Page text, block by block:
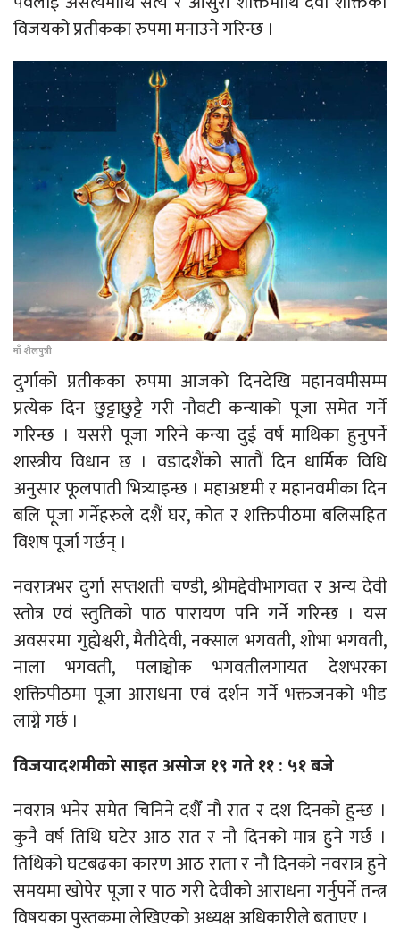
विजयको प्रतीकका रुपमा मनाउने गरिन्छ ।
माँ शैलपुत्री
दुर्गाको प्रतीकका रुपमा आजको दिनदेखि महानवमीसम्म
प्रत्येक दिन छुट्टाछुुट्टै गरी नौवटी कन्याको पूजा समेत गर्ने
गरिन्छ । यसरी पूजा गरिने कन्या दुई वर्ष माथिका हुनुपर्ने
शास्त्रीय विधान छ । वडादशैंको सातौं दिन धार्मिक विधि
अनुसार फूलपाती भित्र्याइन्छ । महाअष्टमी र महानवमीका दिन
बलि पूजा गर्नेहरुले दशैं घर, कोत र शक्तिपीठमा बलिसहित
विशष पूर्जा गर्छन् ।
नवरात्रभर दुर्गा सप्तशती चण्डी, श्रीमद्देवीभागवत र अन्य देवी
स्तोत्र एवं स्तुतिको पाठ पारायण पनि गर्ने गरिन्छ । यस
अवसरमा गुह्येश्वरी, मैतीदेवी, नक्साल भगवती, शोभा भगवती,
नाला भगवती, पलाञ्चोक भगवतीलगायत देशभरका
शक्तिपीठमा पूजा आराधना एवं दर्शन गर्ने भक्तजनको भीड
लाग्ने गर्छ ।
विजयादशमीको साइत असोज १९ गते ११ : ५१ बजे
नवरात्र भनेर समेत चिनिने दशैँ नौ रात र दश दिनको हुन्छ ।
कुनै वर्ष तिथि घटेर आठ रात र नौ दिनको मात्र हुने गर्छ ।
तिथिको घटबढका कारण आठ राता र नौ दिनको नवरात्र हुने
समयमा खोपेर पूजा र पाठ गरी देवीको आराधना गर्नुपर्ने तन्त्र
विषयका पुस्तकमा लेखिएको अध्यक्ष अधिकारीले बताएए ।